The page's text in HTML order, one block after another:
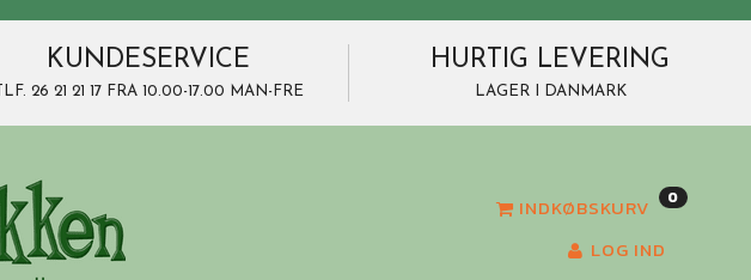
KUNDESERVICE
TLF. 26 21 21 17 FRA 10.00-17.00 MAN-FRE
HURTIG LEVERING
LAGER I DANMARK
INDKØBSKURV 0
LOG IND